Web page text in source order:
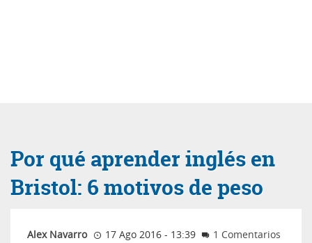
Por qué aprender inglés en
Bristol: 6 motivos de peso
Alex Navarro 17 Ago 2016 - 13:39
1 Comentarios